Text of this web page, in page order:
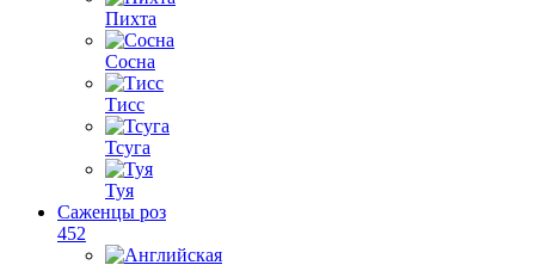
Пихта
Сосна
Тисс
Тсуга
Туя
Саженцы роз
452